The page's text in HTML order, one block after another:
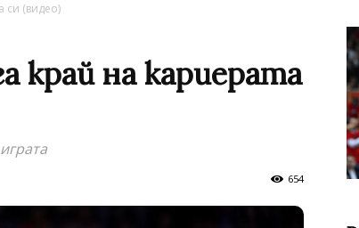
си (видео)
край на кариерата
654